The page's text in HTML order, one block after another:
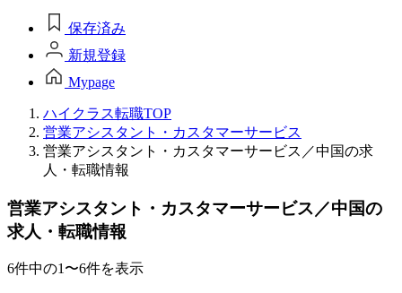
保存済み
新規登録
Mypage
ハイクラス転職TOP
営業アシスタント・カスタマーサービス
営業アシスタント・カスタマーサービス／中国の求
人・転職情報
営業アシスタント・カスタマーサービス／中国の
求人・転職情報
6件中の1〜6件を表示